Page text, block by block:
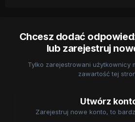
Chcesz dodać
lub zarejestruj
Tylko zarejestrowani użytkownicy
zawartość tej
Utwórz
Zarejestruj nowe konto, to